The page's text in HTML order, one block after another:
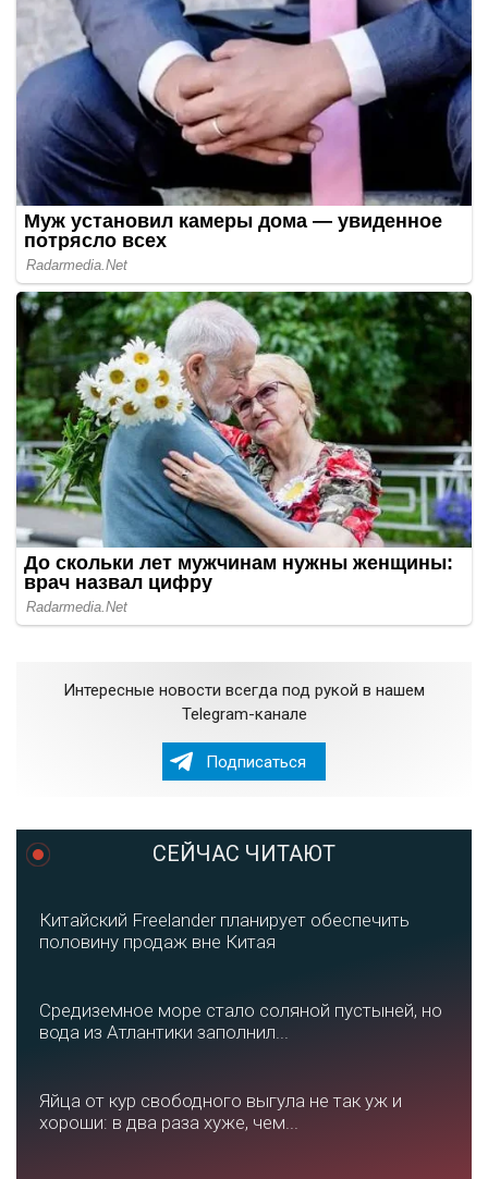
Интересные новости всегда под рукой в нашем
Telegram-канале
Подписаться
СЕЙЧАС ЧИТАЮТ
Китайский Freelander планирует обеспечить
половину продаж вне Китая
Средиземное море стало соляной пустыней, но
вода из Атлантики заполнил...
Яйца от кур свободного выгула не так уж и
хороши: в два раза хуже, чем...